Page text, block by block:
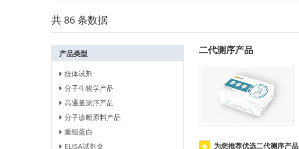
共 86 条数据
产品类型
抗体试剂
分子生物学产品
高通量测序产品
分子诊断原料产品
重组蛋白
ELISA试剂盒
二代测序产品
为您推荐优选二代测序产品